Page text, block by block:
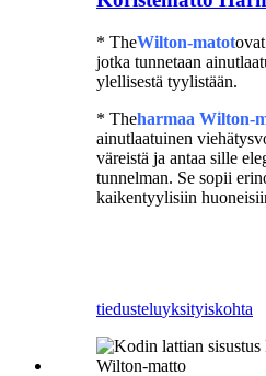
* TheWilton-matot
jotka tunnetaan
ylellisestä tyylistään.
* Theharmaa Wilton-
ainutlaatuinen
väreistä ja antaa sille
tunnelman. Se sopii
kaikentyylisiin
tiedusteluyksityiskohta